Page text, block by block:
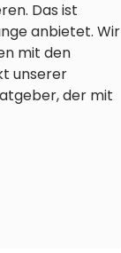
Das ist
anbietet. Wir
mit den
unserer
der mit